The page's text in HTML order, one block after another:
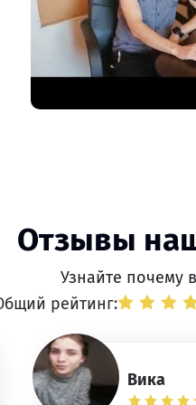
Отзывы
Узнайте почему
рейтинг:
Вика